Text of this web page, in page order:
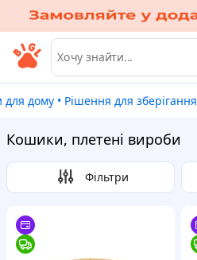
для дому • Рішення для зберігання
Кошики, плетені вироби
Фільтри